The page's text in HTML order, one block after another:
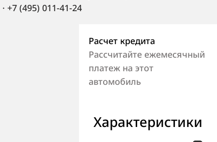
· +7 (495) 011-41-24
Расчет кредита
Рассчитайте ежемесячный
платеж на этот
автомобиль
Характеристики